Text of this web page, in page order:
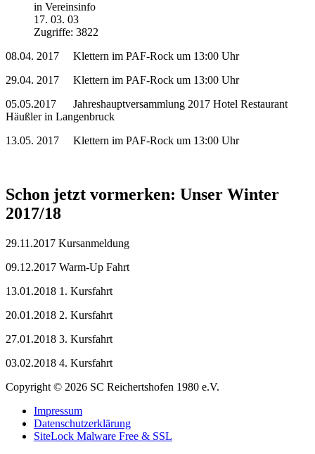
in Vereinsinfo
17. 03. 03
Zugriffe: 3822
08.04. 2017 Klettern im PAF-Rock um 13:00 Uhr
29.04. 2017 Klettern im PAF-Rock um 13:00 Uhr
05.05.2017 Jahreshauptversammlung 2017 Hotel Restaurant
Häußler in Langenbruck
13.05. 2017 Klettern im PAF-Rock um 13:00 Uhr
Schon jetzt vormerken: Unser Winter
2017/18
29.11.2017 Kursanmeldung
09.12.2017 Warm-Up Fahrt
13.01.2018 1. Kursfahrt
20.01.2018 2. Kursfahrt
27.01.2018 3. Kursfahrt
03.02.2018 4. Kursfahrt
Copyright © 2026 SC Reichertshofen 1980 e.V.
Impressum
Datenschutzerklärung
SiteLock Malware Free & SSL